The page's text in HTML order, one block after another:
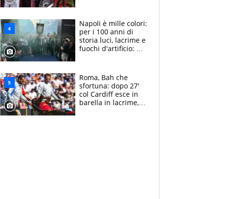
bigliettini
Napoli è mille colori:
per i 100 anni di
storia luci, lacrime e
fuochi d'artificio: De
Roma, Bah che
sfortuna: dopo 27'
col Cardiff esce in
barella in lacrime,